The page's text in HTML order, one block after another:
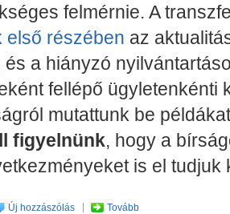
felmérnie. A
első részében az
és a hiányzó
fellépő ügyletenkénti
mutattunk be
figyelnünk, hogy a
is el tudjuk
Új hozzászólás Tovább